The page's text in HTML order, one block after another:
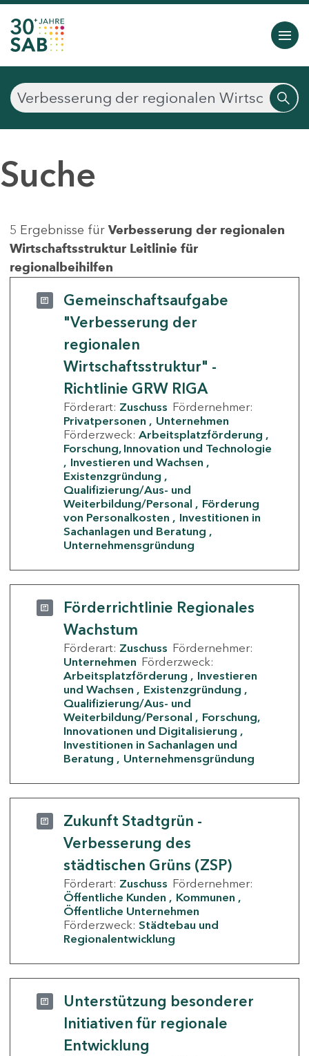
Suche
5 Ergebnisse für Verbesserung der regionalen
Wirtschaftsstruktur Leitlinie für
regionalbeihilfen
Gemeinschaftsaufgabe
"Verbesserung der
regionalen
Wirtschaftsstruktur" -
Richtlinie GRW RIGA
Förderart: Zuschuss Fördernehmer:
Privatpersonen
Unternehmen
Förderzweck: Arbeitsplatzförderung
Forschung, Innovation und Technologie
Investieren und Wachsen
Existenzgründung
Qualifizierung/Aus- und
Weiterbildung/Personal
Förderung
von Personalkosten
Investitionen in
Sachanlagen und Beratung
Unternehmensgründung
Förderrichtlinie Regionales
Wachstum
Förderart: Zuschuss Fördernehmer:
Unternehmen Förderzweck:
Arbeitsplatzförderung
Investieren
und Wachsen
Existenzgründung
Qualifizierung/Aus- und
Weiterbildung/Personal
Forschung,
Innovationen und Digitalisierung
Investitionen in Sachanlagen und
Beratung
Unternehmensgründung
Zukunft Stadtgrün -
Verbesserung des
städtischen Grüns (ZSP)
Förderart: Zuschuss Fördernehmer:
Öffentliche Kunden
Kommunen
Öffentliche Unternehmen
Förderzweck: Städtebau und
Regionalentwicklung
Unterstützung besonderer
Initiativen für regionale
Entwicklung